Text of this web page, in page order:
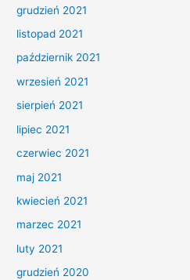
grudzień 2021
listopad 2021
październik 2021
wrzesień 2021
sierpień 2021
lipiec 2021
czerwiec 2021
maj 2021
kwiecień 2021
marzec 2021
luty 2021
grudzień 2020